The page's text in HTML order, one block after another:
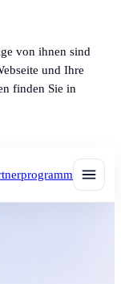
von ihnen sind
und Ihre
finden Sie in